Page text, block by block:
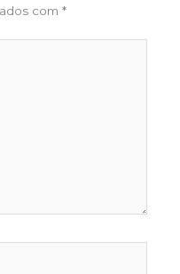
com *